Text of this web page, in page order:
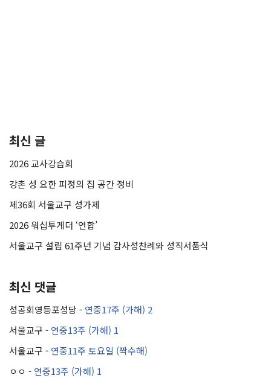
최신 글
2026 교사강습회
강촌 성 요한 피정의 집 공간 정비
제36회 서울교구 성가제
2026 워십투게더 ‘연합’
서울교구 설립 61주년 기념 감사성찬례와 성직서품식
최신 댓글
성공회영등포성당 - 연중17주 (가해) 2
서울교구 - 연중13주 (가해) 1
서울교구 - 연중11주 토요일 (짝수해)
ㅇㅇ - 연중13주 (가해) 1